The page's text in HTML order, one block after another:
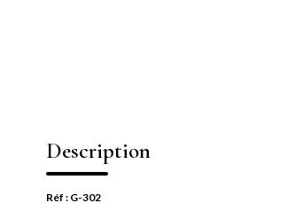
Description
Réf : G-302